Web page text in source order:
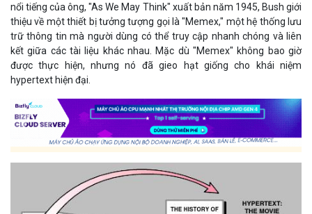
nổi tiếng của ông, "As We May Think" xuất bản năm 1945, Bush giới
thiệu về một thiết bị tưởng tượng gọi là "Memex," một hệ thống lưu
trữ thông tin mà người dùng có thể truy cập nhanh chóng và liên
kết giữa các tài liệu khác nhau. Mặc dù "Memex" không bao giờ
được thực hiện, nhưng nó đã gieo hạt giống cho khái niệm
hypertext hiện đại.